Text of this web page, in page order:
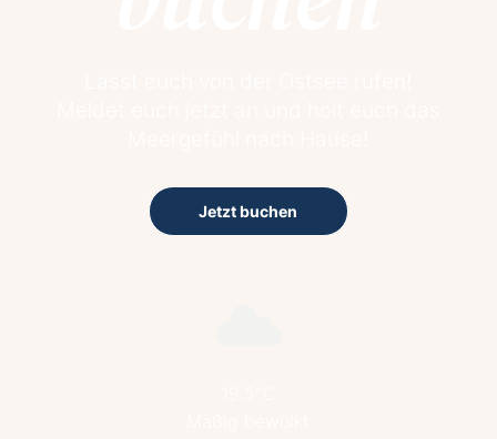
Jetzt buchen